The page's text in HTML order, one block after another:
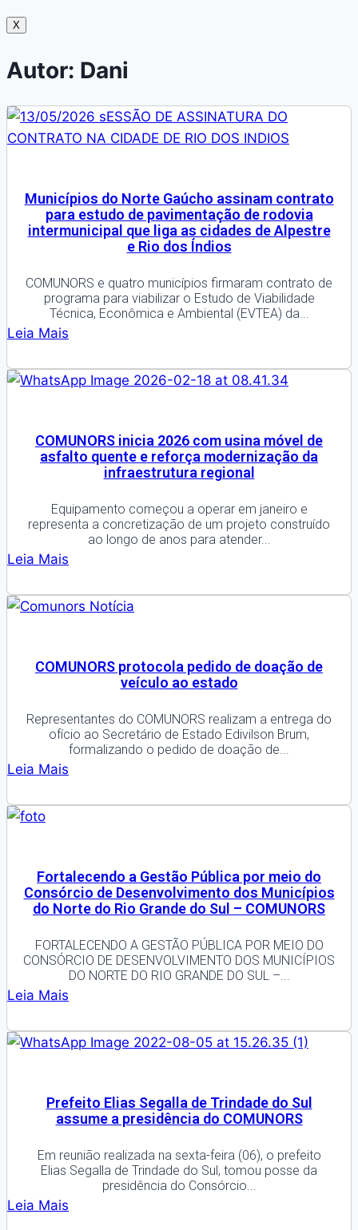
X
Autor: Dani
Municípios do Norte Gaúcho assinam contrato
para estudo de pavimentação de rodovia
intermunicipal que liga as cidades de Alpestre
e Rio dos Índios
COMUNORS e quatro municípios firmaram contrato de
programa para viabilizar o Estudo de Viabilidade
Técnica, Econômica e Ambiental (EVTEA) da...
Leia Mais
COMUNORS inicia 2026 com usina móvel de
asfalto quente e reforça modernização da
infraestrutura regional
Equipamento começou a operar em janeiro e
representa a concretização de um projeto construído
ao longo de anos para atender...
Leia Mais
COMUNORS protocola pedido de doação de
veículo ao estado
Representantes do COMUNORS realizam a entrega do
ofício ao Secretário de Estado Edivilson Brum,
formalizando o pedido de doação de...
Leia Mais
Fortalecendo a Gestão Pública por meio do
Consórcio de Desenvolvimento dos Municípios
do Norte do Rio Grande do Sul – COMUNORS
FORTALECENDO A GESTÃO PÚBLICA POR MEIO DO
CONSÓRCIO DE DESENVOLVIMENTO DOS MUNICÍPIOS
DO NORTE DO RIO GRANDE DO SUL –...
Leia Mais
Prefeito Elias Segalla de Trindade do Sul
assume a presidência do COMUNORS
Em reunião realizada na sexta-feira (06), o prefeito
Elias Segalla de Trindade do Sul, tomou posse da
presidência do Consórcio...
Leia Mais